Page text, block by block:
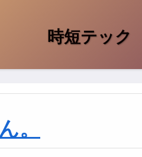
時短テック
。